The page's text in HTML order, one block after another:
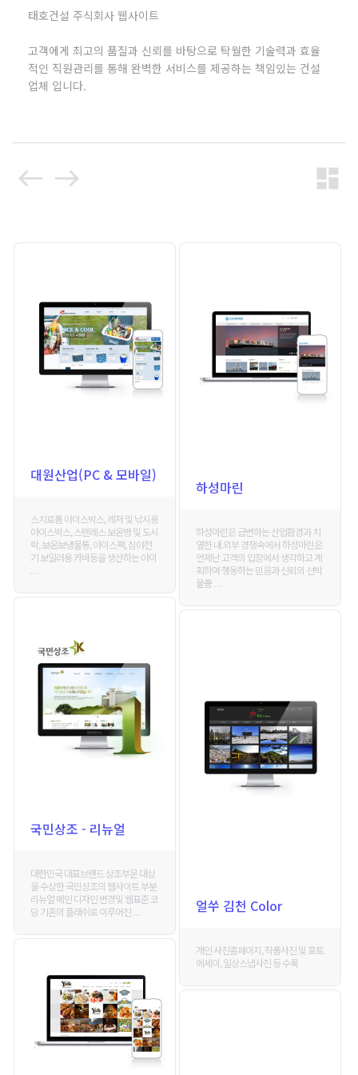
태호건설 주식회사 웹사이트
고객에게 최고의 품질과 신뢰를 바탕으로 탁월한 기술력과 효율
적인 직원관리를 통해 완벽한 서비스를 제공하는 책임있는 건설
업체 입니다.
west east dashboard
대원산업(PC & 모바일)
스치로폼 아이스박스, 레저 및 낚시용
아이스박스, 스텐레스 보온병 및 도시
락, 보온보냉물통, 아이스팩, 심야전
기 보일러용 카바등을 생산하는 아이
. . .
하성마린
하성마린은 급변하는 산업환경과 치
열한 내.외부 경쟁속에서 하성마린은
언제난 고객의 입장에서 생각하고 계
획하며 행동하는 믿음과 신뢰의 선박
물품 . . .
국민상조 - 리뉴얼
대한민국 대표브랜드 상조부문 대상
을 수상한 국민상조의 웹사이트 부분
리뉴얼 메인 디자인 변경및 웹표준 코
딩 기존의 플래쉬로 이루어진 . . .
얼쑤 김천 Color
개인 사진홈페이지, 작품사진 및 포토
에세이, 일상스냅사진 등 수록